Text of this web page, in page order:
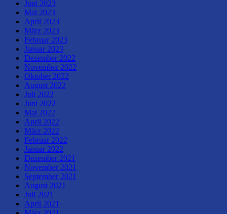
Juni 2023
Mai 2023
April 2023
März 2023
Februar 2023
Januar 2023
Dezember 2022
November 2022
Oktober 2022
August 2022
Juli 2022
Juni 2022
Mai 2022
April 2022
März 2022
Februar 2022
Januar 2022
Dezember 2021
November 2021
September 2021
August 2021
Juli 2021
April 2021